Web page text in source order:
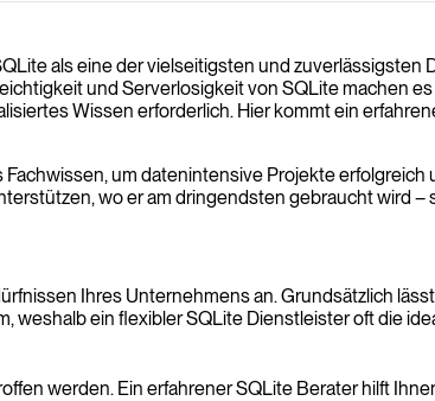
Datenbanken, die ideal für eingebettete Systeme
als eine der vielseitigsten und zuverlässigsten
und Serverlosigkeit von SQLite machen
Wissen erforderlich. Hier kommt ein
um datenintensive Projekte erfolgreich
wo er am dringendsten gebraucht wird –
Ihres Unternehmens an. Grundsätzlich
ein flexibler SQLite Dienstleister oft die
werden. Ein erfahrener SQLite Berater hilft